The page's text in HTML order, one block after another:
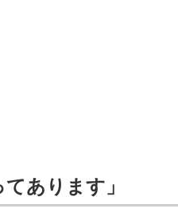
あります」